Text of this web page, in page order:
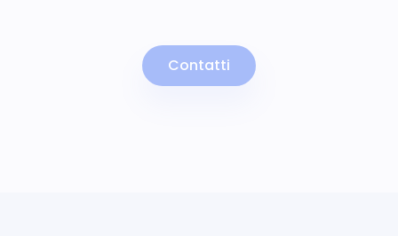
Contatti